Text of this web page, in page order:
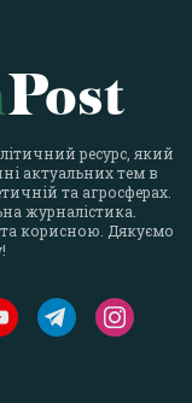
ресурс, який
актуальних тем в
та агросферах.
журналістика.
корисною. Дякуємо